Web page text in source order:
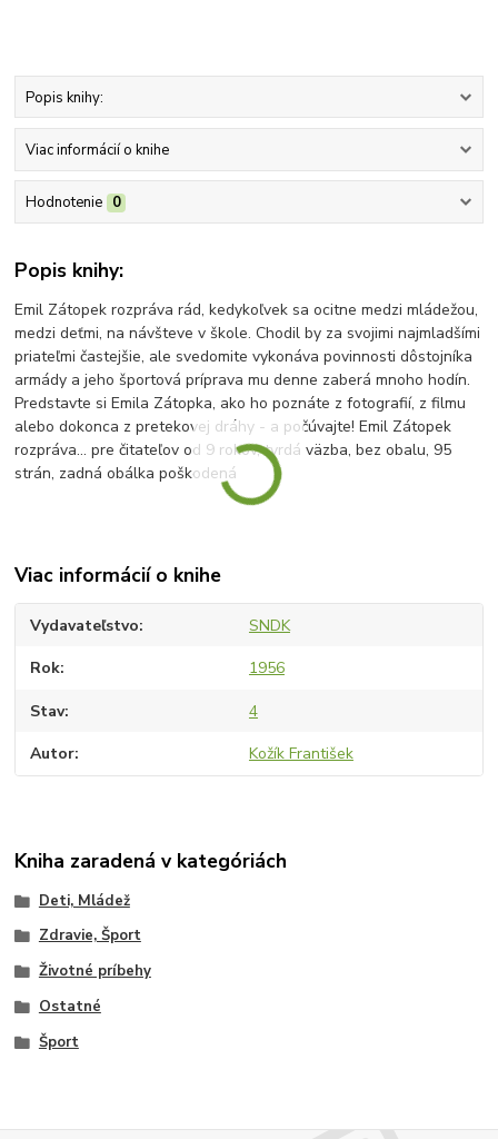
Popis knihy:
Viac informácií o knihe
Hodnotenie 0
Popis knihy:
Emil Zátopek rozpráva rád, kedykoľvek sa ocitne medzi mládežou,
medzi deťmi, na návšteve v škole. Chodil by za svojimi najmladšími
priateľmi častejšie, ale svedomite vykonáva povinnosti dôstojníka
armády a jeho športová príprava mu denne zaberá mnoho hodín.
Predstavte si Emila Zátopka, ako ho poznáte z fotografií, z filmu
alebo dokonca z pretekovej dráhy - a počúvajte! Emil Zátopek
rozpráva... pre čitateľov od 9 rokov, tvrdá väzba, bez obalu, 95
strán, zadná obálka poškodená
Viac informácií o knihe
Vydavateľstvo SNDK
Rok 1956
Stav 4
Autor Kožík František
Kniha zaradená v kategóriách
Deti, Mládež
Zdravie, Šport
Životné príbehy
Ostatné
Šport